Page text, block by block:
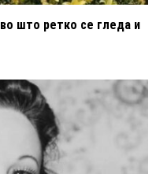
што ретко се гледа и